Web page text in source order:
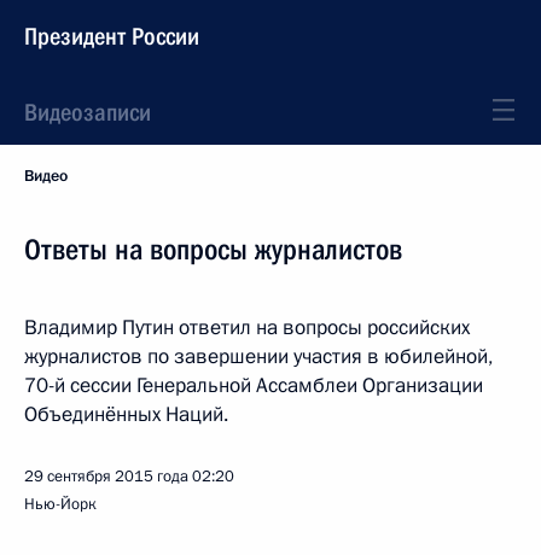
Президент России
Видеозаписи
Видео
Ответы на вопросы журналистов
Владимир Путин ответил на вопросы российских
журналистов по завершении участия в юбилейной,
70-й сессии Генеральной Ассамблеи Организации
Объединённых Наций.
29 сентября 2015 года02:20
Нью-Йорк